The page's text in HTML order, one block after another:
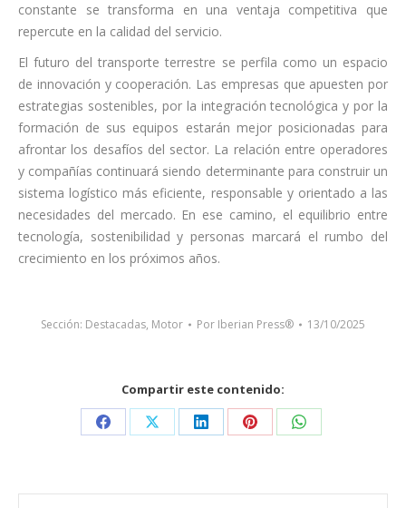
constante se transforma en una ventaja competitiva que
repercute en la calidad del servicio.
El futuro del transporte terrestre se perfila como un espacio
de innovación y cooperación. Las empresas que apuesten por
estrategias sostenibles, por la integración tecnológica y por la
formación de sus equipos estarán mejor posicionadas para
afrontar los desafíos del sector. La relación entre operadores
y compañías continuará siendo determinante para construir un
sistema logístico más eficiente, responsable y orientado a las
necesidades del mercado. En ese camino, el equilibrio entre
tecnología, sostenibilidad y personas marcará el rumbo del
crecimiento en los próximos años.
Sección: Destacadas, Motor Por Iberian Press® 13/10/2025
Compartir este contenido:
Share
Facebook
Share
X
Share
LinkedIn
Share
Pinterest
Share
WhatsApp